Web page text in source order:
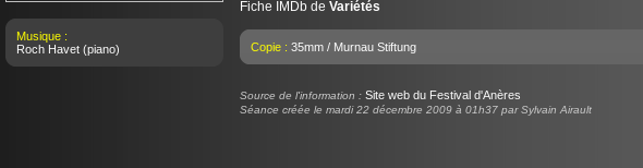
Musique :
Roch Havet(piano)
Fiche IMDb de Variétés
Copie : 35mm / Murnau Stiftung
Source de l'information : Site web du Festival d'Anères
Séance créée le mardi 22 décembre 2009 à 01h37 par Sylvain Airault